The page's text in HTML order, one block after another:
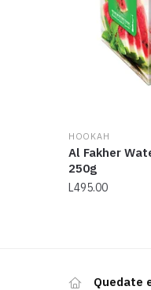
HOOKAH
Al Fakher
250g
L495.00
Quedate